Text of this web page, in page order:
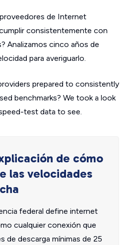
de Internet
consistentemente con
Analizamos cinco años de
para averiguarlo.
prepared to consistently
benchmarks? We took a look
test data to see.
de cómo
las velocidades
federal define internet
cualquier conexión que
de descarga mínimas de 25